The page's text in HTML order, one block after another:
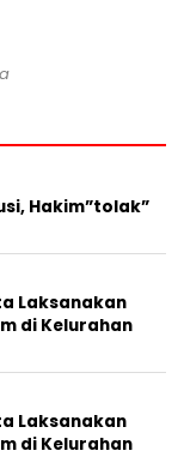
Hakim”tolak”
Laksanakan
di Kelurahan
Laksanakan
di Kelurahan